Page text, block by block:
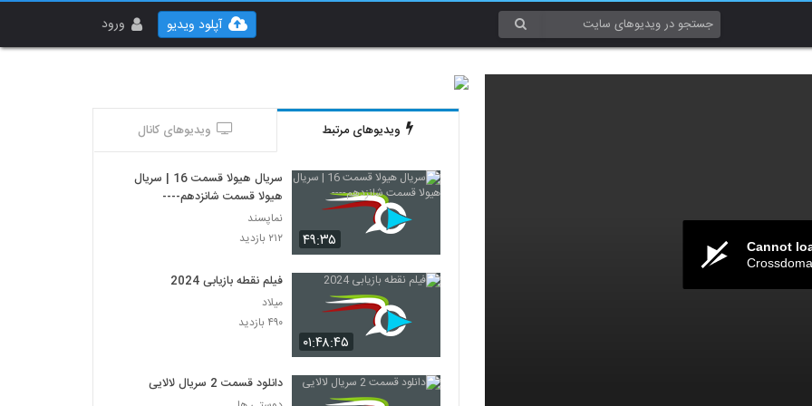
ورود آپلود ویدیو
Cannot
ویدیوهای مرتبط ویدیوهای کانال
۴۹:۳۵
سریال هیولا قسمت 16 | سریال
هیولا قسمت شانزدهم----
نماپسند
۲۱۲ بازدید
۰۱:۴۸:۴۵
فیلم نقطه بازیابی 2024
میلاد
۴۹۰ بازدید
دانلود قسمت 2 سریال لالایی